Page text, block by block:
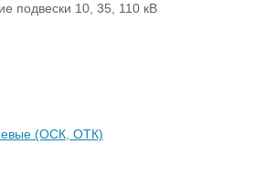
подвески 10, 35, 110 кВ
(ОСК, ОТК)